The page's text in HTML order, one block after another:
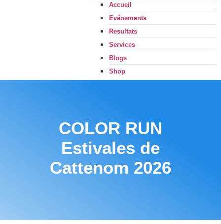
Accueil
Evénements
Resultats
Services
Blogs
Shop
COLOR RUN
Estivales de
Cattenom 2026